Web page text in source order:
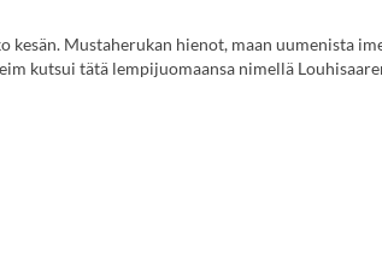
kesän. Mustaherukan hienot, maan uumenista
kutsui tätä lempijuomaansa nimellä